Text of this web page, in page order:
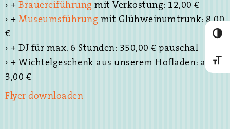
› + Brauereiführung mit Verkostung: 12,00 €
› + Museumsführung mit Glühweinumtrunk: 8,00
€
› + DJ für max. 6 Stunden: 350,00 € pauschal
› + Wichtelgeschenk aus unserem Hofladen: ab
3,00 €
Flyer downloaden